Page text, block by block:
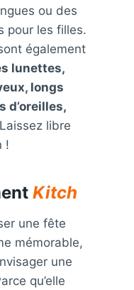
ou des
pour les filles.
également
lunettes,
longs
d’oreilles,
libre
!
Kitch
une fête
mémorable,
une
qu’elle